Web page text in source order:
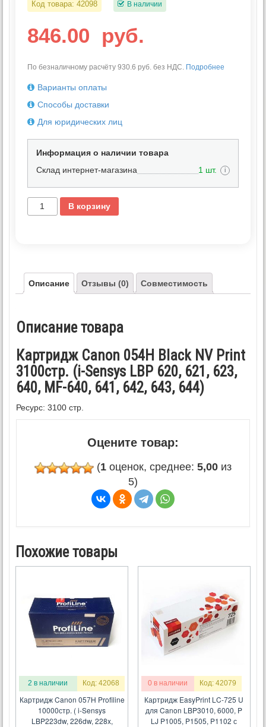
Код товара: 42098 В наличии
846.00 руб.
По безналичному расчёту 930.6 руб. без НДС. Подробнее
Варианты оплаты
Способы доставки
Для юридических лиц
Информация о наличии товара
Склад интернет-магазина
1 шт. i
В корзину
Описание Отзывы (0) Совместимость
Описание товара
Картридж Canon 054H Black NV Print
3100стр. (i-Sensys LBP 620, 621, 623,
640, MF-640, 641, 642, 643, 644)
Ресурс: 3100 стр.
Оцените товар:
(1 оценок, среднее: 5,00 из
5)
Похожие товары
2 в наличии Код: 42068
Картридж Canon 057H Profiline
10000стр. ( i-Sensys
LBP223dw, 226dw, 228x,
0 в наличии Код: 42079
Картридж EasyPrint LC-725 U
для Canon LBP3010, 6000, P
LJ P1005, P1505, P1102 с